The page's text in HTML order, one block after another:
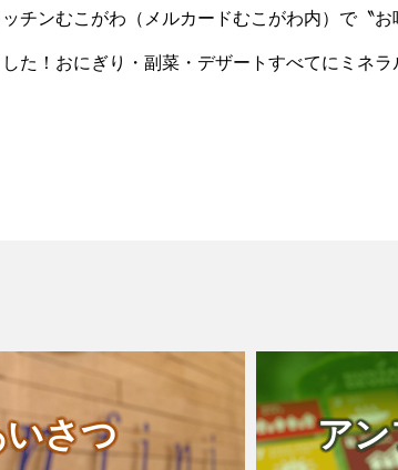
チンむこがわ（メルカードむこがわ内）で〝
た！おにぎり・副菜・デザートすべてにミネ
さつ ア